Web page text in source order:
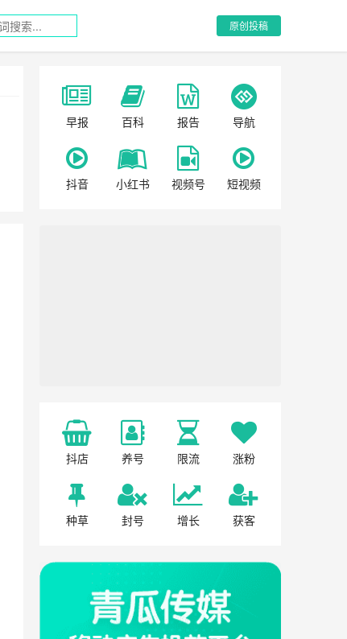
原创投稿
早报 百科 报告 导航
抖音 小红书 视频号 短视频
抖店 养号 限流 涨粉
种草 封号 增长 获客